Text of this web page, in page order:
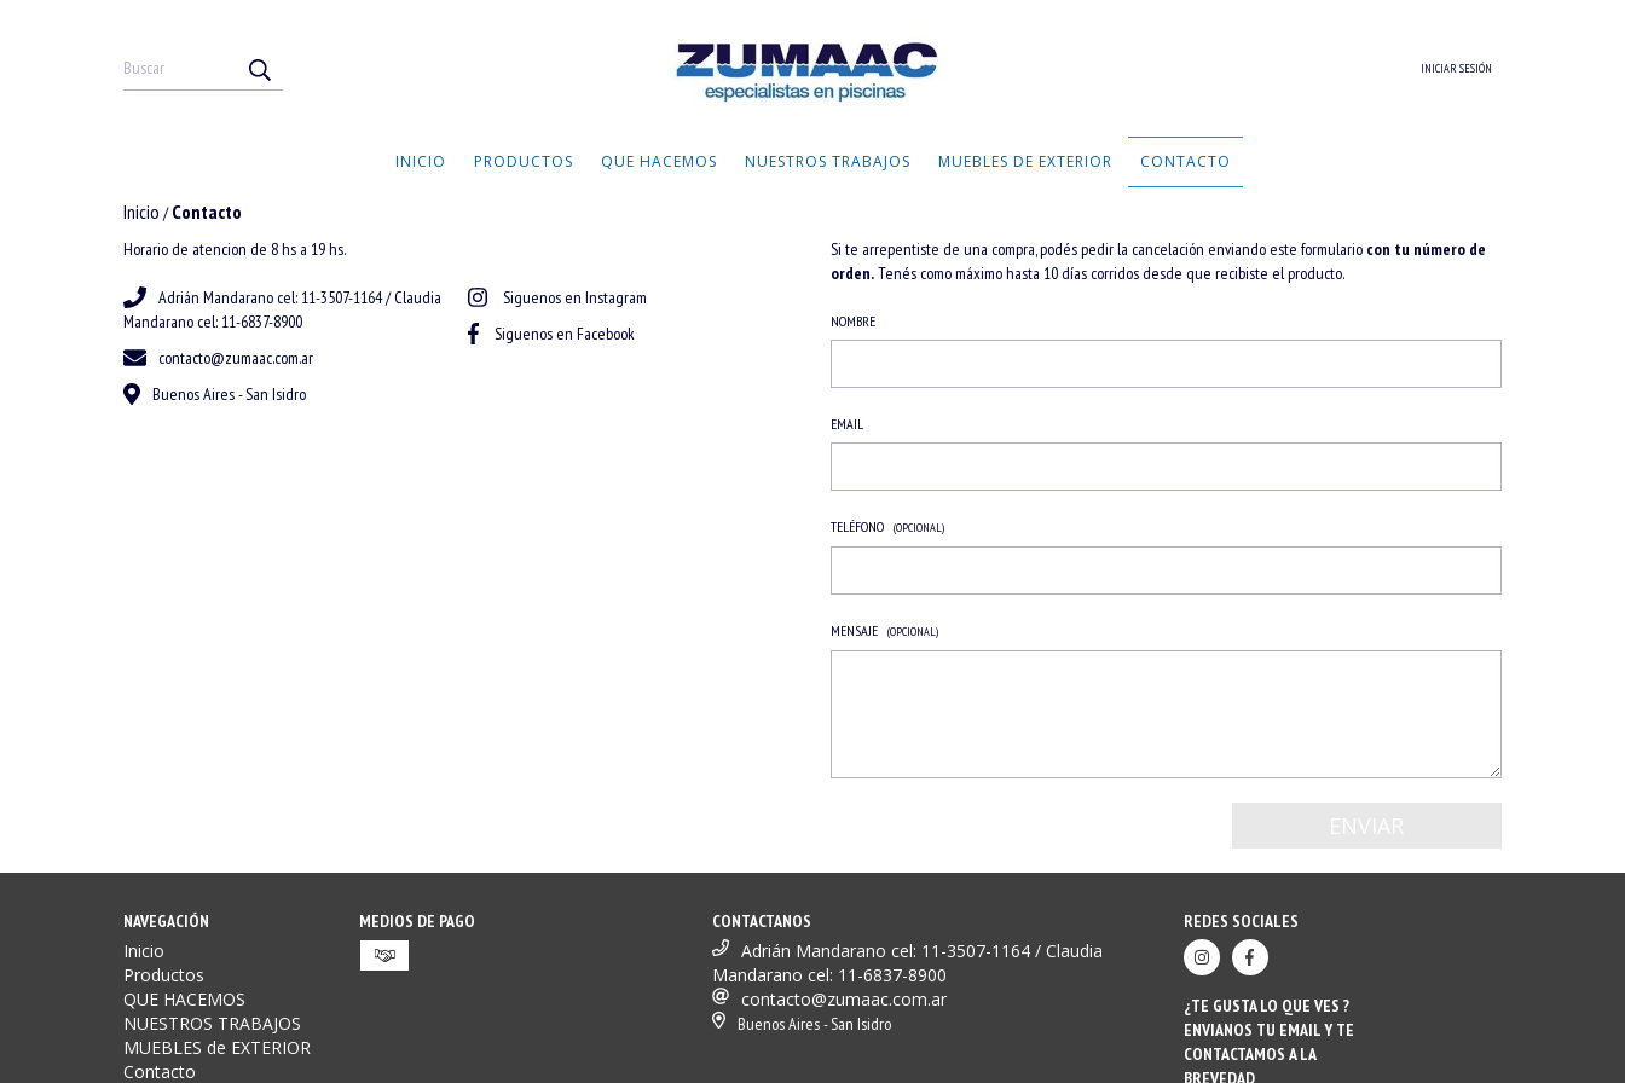
INICIAR SESIÓN
INICIO PRODUCTOS QUE HACEMOS NUESTROS TRABAJOS MUEBLES DE EXTERIOR CONTACTO
Inicio / Contacto
Horario de atencion de 8 hs a 19 hs.
Adrián Mandarano cel: 11-3507-1164 / Claudia
Mandarano cel: 11-6837-8900
contacto@zumaac.com.ar
Buenos Aires - San Isidro
Siguenos en Instagram
Siguenos en Facebook
Si te arrepentiste de una compra, podés pedir la cancelación enviando este formulario con tu número de
orden.Tenés como máximo hasta 10 días corridos desde que recibiste el producto.
NOMBRE
EMAIL
TELÉFONO (OPCIONAL)
MENSAJE (OPCIONAL)
NAVEGACIÓN
Inicio
Productos
QUE HACEMOS
NUESTROS TRABAJOS
MUEBLES de EXTERIOR
Contacto
MEDIOS DE PAGO CONTACTANOS
Adrián Mandarano cel: 11-3507-1164 / Claudia
Mandarano cel: 11-6837-8900
contacto@zumaac.com.ar
Buenos Aires - San Isidro
REDES SOCIALES
¿TE GUSTA LO QUE VES ?
ENVIANOS TU EMAIL Y TE
CONTACTAMOS A LA
BREVEDAD